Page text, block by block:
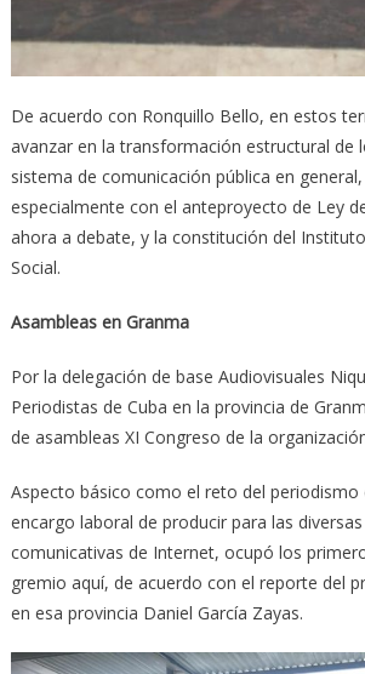
De acuerdo con Ronquillo Bello, en estos
avanzar en la transformación estructural de
sistema de comunicación pública en
especialmente con el anteproyecto de Ley
ahora a debate, y la constitución del
Social.
Asambleas en Granma
Por la delegación de base Audiovisuales
Periodistas de Cuba en la provincia de
de asambleas XI Congreso de la
Aspecto básico como el reto del periodismo
encargo laboral de producir para las
comunicativas de Internet, ocupó los
gremio aquí, de acuerdo con el reporte del
en esa provincia Daniel García Zayas.